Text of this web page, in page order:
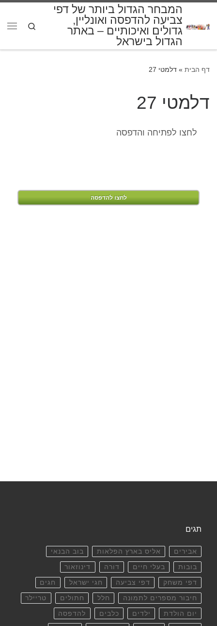
המבחר הגדול ביותר של דפי
צביעה להדפסה ואונליין,
גדולים ואיכותיים – באתר
הגדול בישראל
Search
דף הבית » דלמטי 27
דלמטי 27
לחצו לפתיחה והדפסה
לחצו להדפסה
תגים
אבירים אליס בארץ הפלאות בוב הבנאי
בובות בעלי חיים דורה דינוזאור
דפי משחק דפי צביעה חגי ישראל חגים
חיבור מספרים לתמונה חלל חתולים טריילר
יום הולדת ילדים כלבים להדפסה